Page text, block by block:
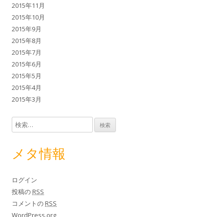
2015年11月
2015年10月
2015年9月
2015年8月
2015年7月
2015年6月
2015年5月
2015年4月
2015年3月
検索:
メタ情報
ログイン
投稿のRSS
コメントのRSS
WordPress.org